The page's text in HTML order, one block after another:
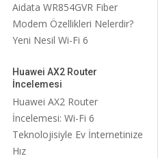
Aidata WR854GVR Fiber
Modem Özellikleri Nelerdir?
Yeni Nesil Wi-Fi 6
Huawei AX2 Router
İncelemesi
Huawei AX2 Router
İncelemesi: Wi-Fi 6
Teknolojisiyle Ev İnternetinize
Hız